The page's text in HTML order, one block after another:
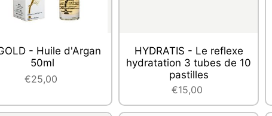
- Huile d'Argan
50ml
€25,00
HYDRATIS - Le reflexe
hydratation 3 tubes de 10
pastilles
€15,00